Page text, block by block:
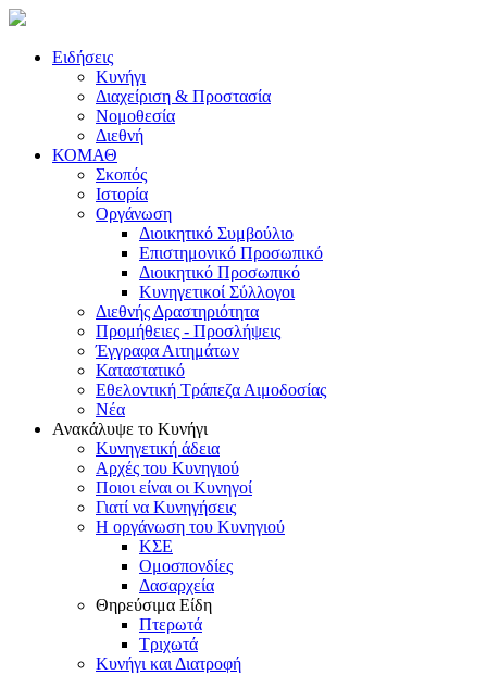
Ειδήσεις
Κυνήγι
Διαχείριση & Προστασία
Νομοθεσία
Διεθνή
ΚΟΜΑΘ
Σκοπός
Ιστορία
Οργάνωση
Διοικητικό Συμβούλιο
Επιστημονικό Προσωπικό
Διοικητικό Προσωπικό
Κυνηγετικοί Σύλλογοι
Διεθνής Δραστηριότητα
Προμήθειες - Προσλήψεις
Έγγραφα Αιτημάτων
Καταστατικό
Εθελοντική Τράπεζα Αιμοδοσίας
Νέα
Ανακάλυψε το Κυνήγι
Κυνηγετική άδεια
Αρχές του Κυνηγιού
Ποιοι είναι οι Κυνηγοί
Γιατί να Κυνηγήσεις
Η οργάνωση του Κυνηγιού
ΚΣΕ
Ομοσπονδίες
Δασαρχεία
Θηρεύσιμα Είδη
Πτερωτά
Τριχωτά
Κυνήγι και Διατροφή